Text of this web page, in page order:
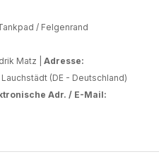
/ Felgenrand
Matz | Adresse:
(DE - Deutschland)
Adr. / E-Mail: